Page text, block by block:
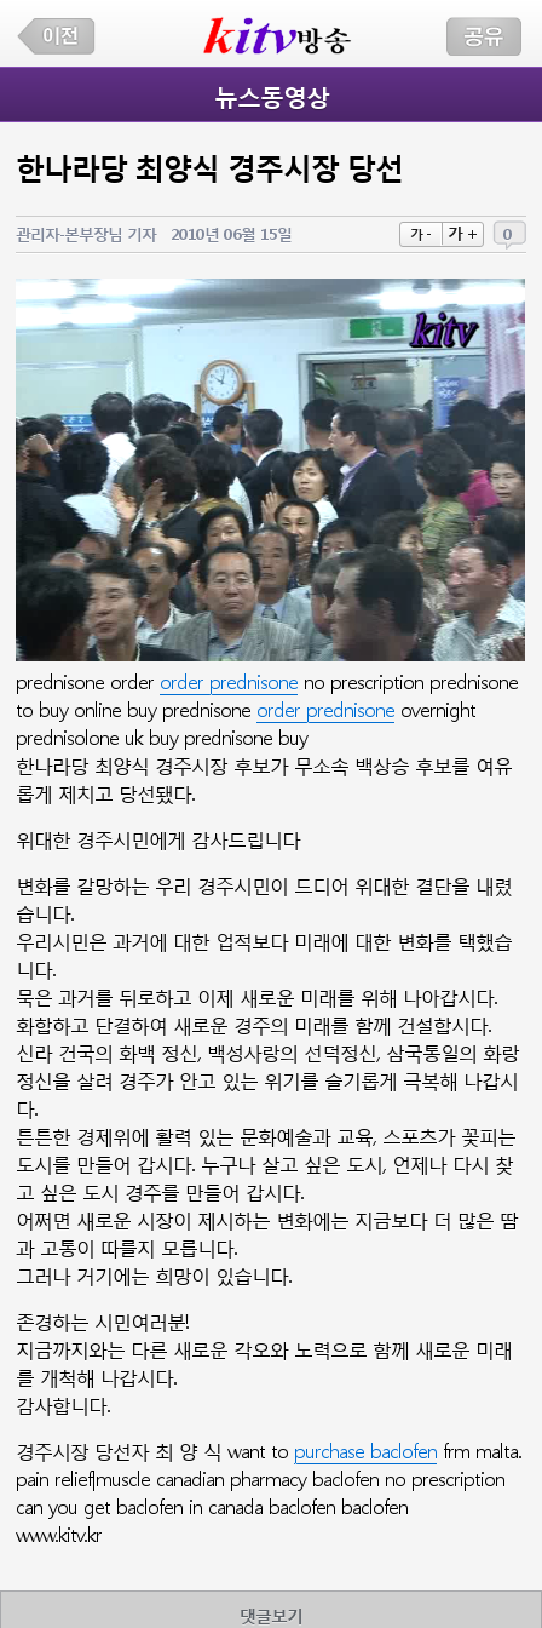
뉴스동영상
한나라당 최양식 경주시장 당선
관리자-본부장님 기자 2010년 06월 15일 0
가 - 가 +
prednisone order order prednisone no prescription prednisone
to buy online buy prednisone order prednisone overnight
prednisolone uk buy prednisone buy
한나라당 최양식 경주시장 후보가 무소속 백상승 후보를 여유
롭게 제치고 당선됐다.
위대한 경주시민에게 감사드립니다
변화를 갈망하는 우리 경주시민이 드디어 위대한 결단을 내렸
습니다.
우리시민은 과거에 대한 업적보다 미래에 대한 변화를 택했습
니다.
묵은 과거를 뒤로하고 이제 새로운 미래를 위해 나아갑시다.
화합하고 단결하여 새로운 경주의 미래를 함께 건설합시다.
신라 건국의 화백 정신, 백성사랑의 선덕정신, 삼국통일의 화랑
정신을 살려 경주가 안고 있는 위기를 슬기롭게 극복해 나갑시
다.
튼튼한 경제위에 활력 있는 문화예술과 교육, 스포츠가 꽃피는
도시를 만들어 갑시다. 누구나 살고 싶은 도시, 언제나 다시 찾
고 싶은 도시 경주를 만들어 갑시다.
어쩌면 새로운 시장이 제시하는 변화에는 지금보다 더 많은 땀
과 고통이 따를지 모릅니다.
그러나 거기에는 희망이 있습니다.
존경하는 시민여러분!
지금까지와는 다른 새로운 각오와 노력으로 함께 새로운 미래
를 개척해 나갑시다.
감사합니다.
경주시장 당선자 최 양 식 want to purchase baclofen frm malta.
pain relief|muscle canadian pharmacy baclofen no prescription
can you get baclofen in canada baclofen baclofen
www.kitv.kr
댓글보기